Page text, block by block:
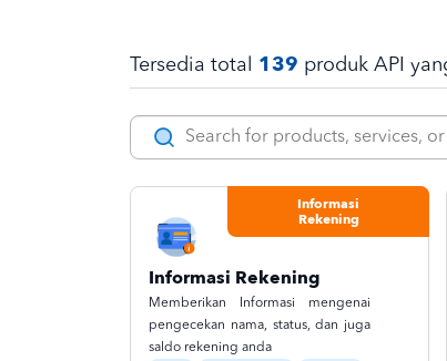
Tersedia total 139 produk API
Informasi Rekening
Memberikan Informasi mengenai
pengecekan nama, status, dan juga
saldo rekening anda
Informasi
Rekening